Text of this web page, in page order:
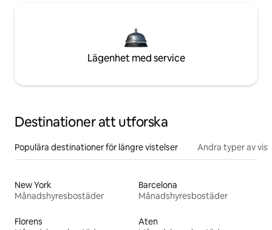
Lägenhet med service
Destinationer att utforska
Populära destinationer för längre vistelser Andra typer av
New York
Månadshyresbostäder
Barcelona
Månadshyresbostäder
Florens
Aten